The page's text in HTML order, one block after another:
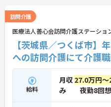
訪問介護
医療法人善心会訪問介護ステーショ
【茨城県／つくば市
への訪問介護にて介護
給料
月収 27.0万円
み 夜勤8回